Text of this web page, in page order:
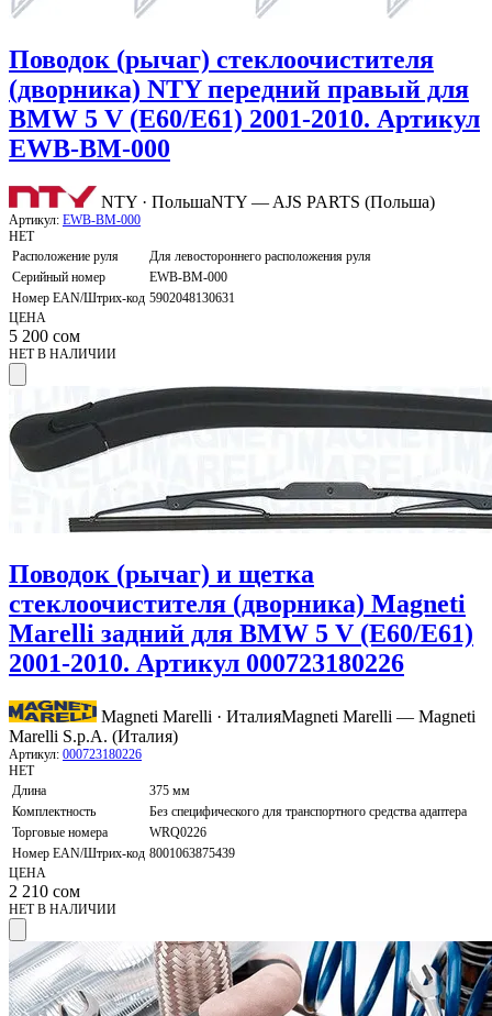
Поводок (рычаг) стеклоочистителя
(дворника) NTY передний правый для
BMW 5 V (E60/E61) 2001-2010. Артикул
EWB-BM-000
NTY · ПольшаNTY — AJS PARTS (Польша)
Артикул: EWB-BM-000
НЕТ
Расположение руля
Для левостороннего расположения руля
Серийный номер
EWB-BM-000
Номер EAN/Штрих-код 5902048130631
ЦЕНА
5 200 сом
НЕТ В НАЛИЧИИ
Поводок (рычаг) и щетка
стеклоочистителя (дворника) Magneti
Marelli задний для BMW 5 V (E60/E61)
2001-2010. Артикул 000723180226
Magneti Marelli · ИталияMagneti Marelli — Magneti
Marelli S.p.A. (Италия)
Артикул: 000723180226
НЕТ
Длина
375 мм
Комплектность
Без специфического для транспортного средства адаптера
Торговые номера
WRQ0226
Номер EAN/Штрих-код 8001063875439
ЦЕНА
2 210 сом
НЕТ В НАЛИЧИИ